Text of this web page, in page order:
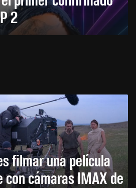
2
filmar una película
cámaras IMAX de